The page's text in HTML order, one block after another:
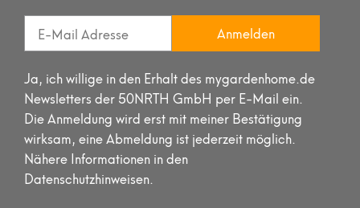
Anmelden
Ja, ich willige in den Erhalt des mygardenhome.de
Newsletters der 50NRTH GmbH per E-Mail ein.
Die Anmeldung wird erst mit meiner Bestätigung
wirksam, eine Abmeldung ist jederzeit möglich.
Nähere Informationen in den
Datenschutzhinweisen.